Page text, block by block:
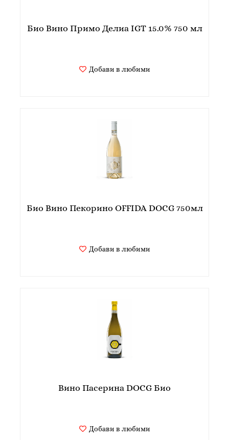
Био Вино Примо Делиа IGT 15.0% 750 мл
Добави в любими
Био Вино Пекорино OFFIDA DOCG 750мл
Добави в любими
Вино Пасерина DOCG Био
Добави в любими